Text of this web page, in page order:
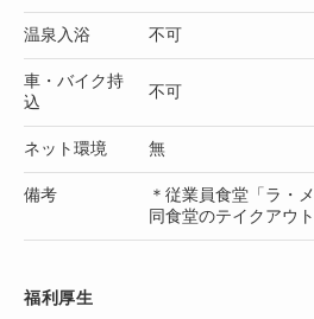
温泉入浴 不可
車・バイク持
込
不可
ネット環境 無
備考
＊従業員食堂「ラ・
同食堂のテイクアウ
福利厚生